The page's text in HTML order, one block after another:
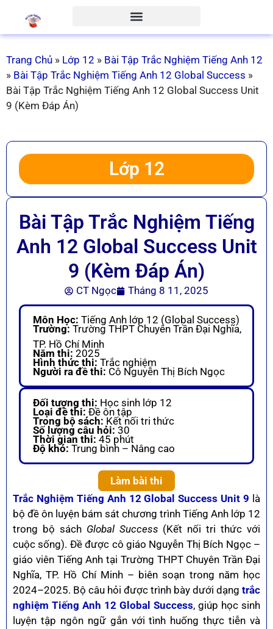
Trang Chủ » Lớp 12 » Bài Tập Trắc Nghiệm Tiếng Anh 12
» Bài Tập Trắc Nghiệm Tiếng Anh 12 Global Success »
Bài Tập Trắc Nghiệm Tiếng Anh 12 Global Success Unit
9 (Kèm Đáp Án)
Lớp 12
Bài Tập Trắc Nghiệm Tiếng
Anh 12 Global Success Unit
9 (Kèm Đáp Án)
CT Ngọc Tháng 8 11, 2025
Môn Học: Tiếng Anh lớp 12 (Global Success)
Trường: Trường THPT Chuyên Trần Đại Nghĩa,
TP. Hồ Chí Minh
Năm thi: 2025
Hình thức thi: Trắc nghiệm
Người ra đề thi: Cô Nguyễn Thị Bích Ngọc
Đối tượng thi: Học sinh lớp 12
Loại đề thi: Đề ôn tập
Trong bộ sách: Kết nối tri thức
Số lượng câu hỏi: 30
Thời gian thi: 45 phút
Độ khó: Trung bình – Nâng cao
Làm bài thi
Trắc Nghiệm Tiếng Anh 12 Global Success Unit 9 là
bộ đề ôn luyện bám sát chương trình Tiếng Anh lớp 12
trong bộ sách Global Success (Kết nối tri thức với
cuộc sống). Đề được cô giáo Nguyễn Thị Bích Ngọc –
giáo viên Tiếng Anh tại Trường THPT Chuyên Trần Đại
Nghĩa, TP. Hồ Chí Minh – biên soạn trong năm học
2024–2025. Bộ câu hỏi được trình bày dưới dạng trắc
nghiệm Tiếng Anh 12 Global Success, giúp học sinh
luyện tập ngôn ngữ gắn với tình huống thực tiễn và